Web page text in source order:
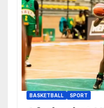
BASKETBALL SPORT